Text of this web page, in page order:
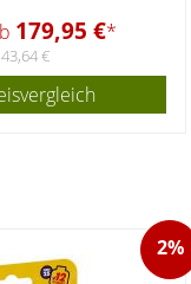
179,95 €*
€
2%